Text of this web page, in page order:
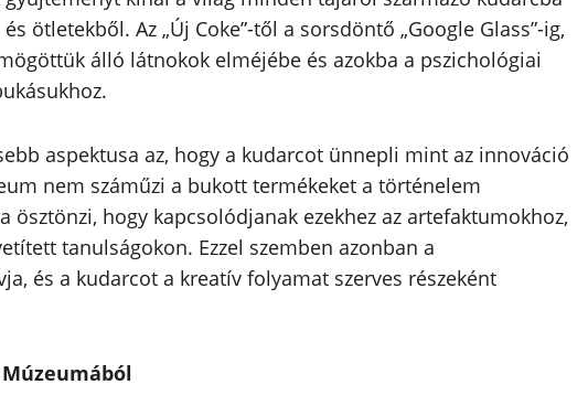
ötletekből. Az „Új Coke”-től a sorsdöntő „Google Glass”-ig,
álló látnokok elméjébe és azokba a pszichológiai
aspektusa az, hogy a kudarcot ünnepli mint az innováció
nem száműzi a bukott termékeket a történelem
ösztönzi, hogy kapcsolódjanak ezekhez az artefaktumokhoz,
tanulságokon. Ezzel szemben azonban a
és a kudarcot a kreatív folyamat szerves részeként